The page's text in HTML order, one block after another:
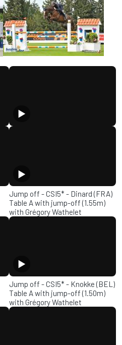
Thumbnail
Jump off - CSI5* - Dinard (FRA)
Table A with jump-off (1.55m)
with Grégory Wathelet
Thumbnail
Jump off - CSI5* - Knokke (BEL)
Table A with jump-off (1.50m)
with Grégory Wathelet